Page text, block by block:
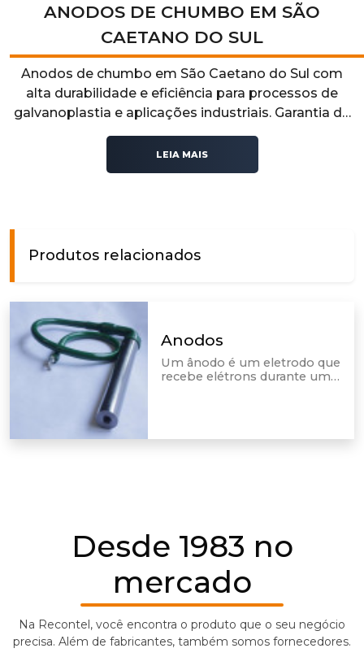
ANODOS DE CHUMBO EM SÃO
CAETANO DO SUL
Anodos de chumbo em São Caetano do Sul com
alta durabilidade e eficiência para processos de
galvanoplastia e aplicações industriais. Garantia de
orçamento!
LEIA MAIS
Produtos relacionados
Anodos
Um ânodo é um eletrodo que
recebe elétrons durante uma
Desde 1983 no
mercado
Na Recontel, você encontra o produto que o seu negócio
precisa. Além de fabricantes, também somos fornecedores.